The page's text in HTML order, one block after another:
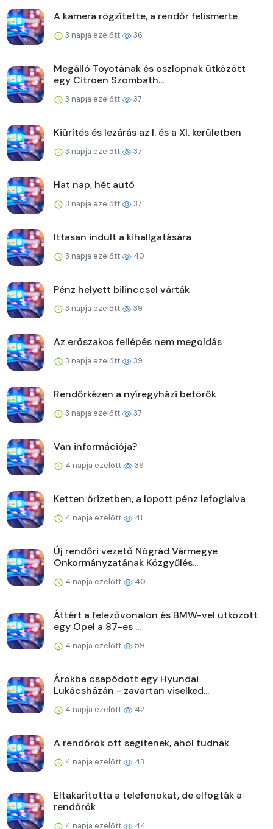
A kamera rögzítette, a rendőr felismerte
3 napja ezelőtt 36
Megálló Toyotának és oszlopnak ütközött
egy Citroen Szombath...
3 napja ezelőtt 37
Kiürítés és lezárás az I. és a XI. kerületben
3 napja ezelőtt 37
Hat nap, hét autó
3 napja ezelőtt 37
Ittasan indult a kihallgatására
3 napja ezelőtt 40
Pénz helyett bilinccsel várták
3 napja ezelőtt 39
Az erőszakos fellépés nem megoldás
3 napja ezelőtt 39
Rendőrkézen a nyíregyházi betörők
3 napja ezelőtt 37
Van információja?
4 napja ezelőtt 39
Ketten őrizetben, a lopott pénz lefoglalva
4 napja ezelőtt 41
Új rendőri vezető Nógrád Vármegye
Önkormányzatának Közgyűlés...
4 napja ezelőtt 40
Áttért a felezővonalon és BMW-vel ütközött
egy Opel a 87-es ...
4 napja ezelőtt 59
Árokba csapódott egy Hyundai
Lukácsházán - zavartan viselked...
4 napja ezelőtt 42
A rendőrök ott segítenek, ahol tudnak
4 napja ezelőtt 43
Eltakarította a telefonokat, de elfogták a
rendőrök
4 napja ezelőtt 44